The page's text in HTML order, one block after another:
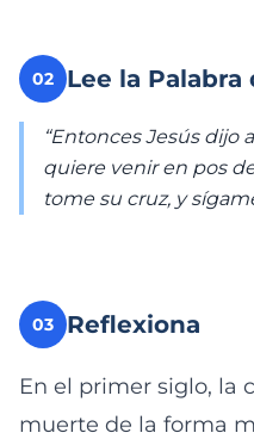
02 Lee la Palabra
“Entonces Jesús dijo
quiere venir en pos
tome su cruz, y
03 Reflexiona
En el primer siglo, la
muerte de la forma